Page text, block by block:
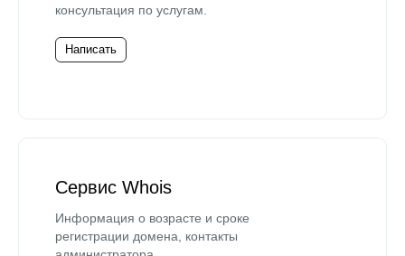
консультация по услугам.
Написать
Сервис Whois
Информация о возрасте и сроке
регистрации домена, контакты